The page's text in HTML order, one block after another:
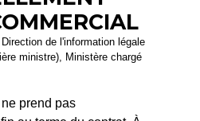
de l'information légale
ministre), Ministère chargé
prend pas